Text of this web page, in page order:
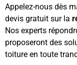
Appelez-nous dès
devis gratuit sur la
Nos experts
proposeront des
toiture en toute